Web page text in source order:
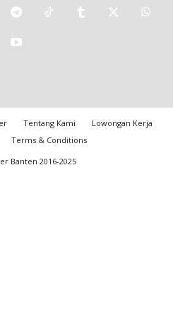
Tentang Kami
Lowongan Kerja
Terms & Conditions
Banten 2016-2025